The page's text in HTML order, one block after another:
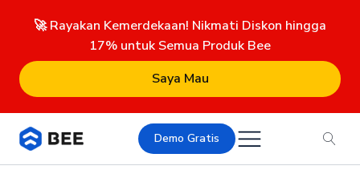
🚀 Rayakan Kemerdekaan! Nikmati Diskon hingga
17% untuk Semua Produk Bee
Saya Mau
Demo Gratis